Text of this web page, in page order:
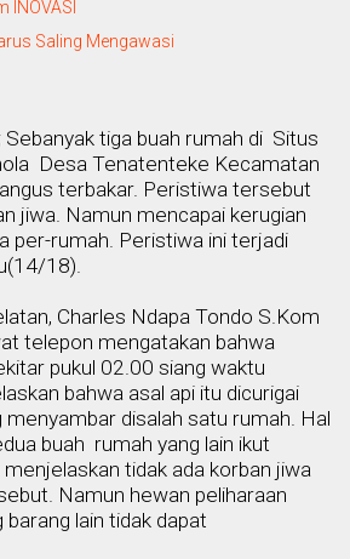
INOVASI
Saling Mengawasi
tiga buah rumah di Situs
Desa Tenatenteke Kecamatan
terbakar. Peristiwa tersebut
jiwa. Namun mencapai kerugian
per-rumah. Peristiwa ini terjadi
18).
Charles Ndapa Tondo S.Kom
telepon mengatakan bahwa
pukul 02.00 siang waktu
bahwa asal api itu dicurigai
menyambar disalah satu rumah. Hal
buah rumah yang lain ikut
menjelaskan tidak ada korban jiwa
. Namun hewan peliharaan
barang lain tidak dapat